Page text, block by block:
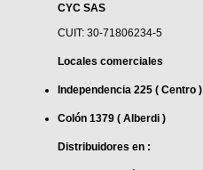
CYC SAS
CUIT: 30-71806234-5
Locales comerciales
Independencia 225 ( Centro )
Colón 1379 ( Alberdi )
Distribuidores en :